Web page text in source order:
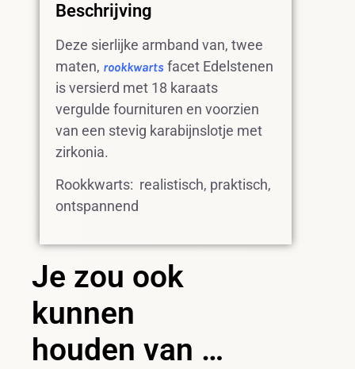
Beschrijving
Deze sierlijke armband van, twee
maten, rookkwarts facet Edelstenen
is versierd met 18 karaats
vergulde fournituren en voorzien
van een stevig karabijnslotje met
zirkonia.
Rookkwarts: realistisch, praktisch,
ontspannend
Je zou ook
kunnen
houden van …